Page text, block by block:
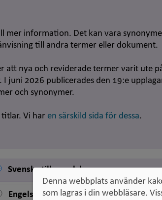
mer information. Det kan vara
till andra termer eller dokument.
att nya och reviderade termer varit ute
juni 2026 publicerades den 19:e
och synonymer.
titlar. Vi har en särskild sida för dessa.
Svenska till engelska
Engelska till svenska
Denna webbplats använder
som lagras i din webbläsare.